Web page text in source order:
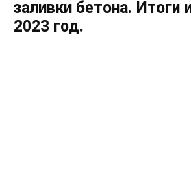
заливки бетона. Итоги
2023 год.